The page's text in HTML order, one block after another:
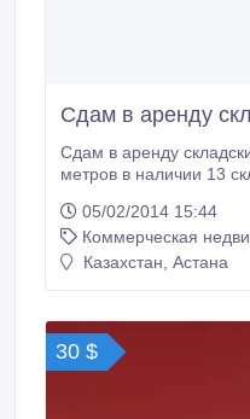
Сдам в аренду
Сдам в аренду складские
метров в наличии 13
05/02/2014 15:44
Коммерческая
Казахстан, Астана
30 $